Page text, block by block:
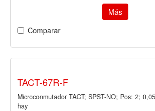
Más
Comparar
TACT-67R-F
Microconmutador TACT; SPST-NO; Pos: 2;
hay